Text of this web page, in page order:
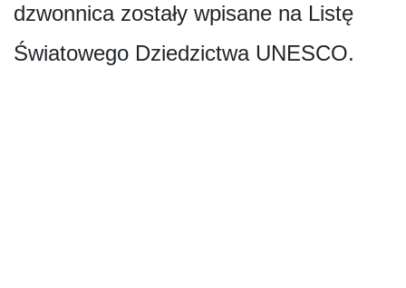
dzwonnica zostały wpisane na Listę
Światowego Dziedzictwa UNESCO.